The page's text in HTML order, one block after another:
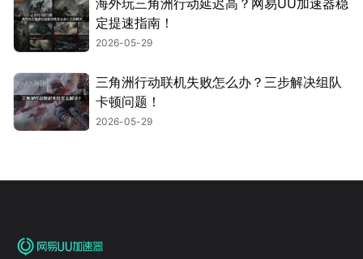
海外玩三角洲行动延迟高？网易UU加速器稳
定提速指南！
2026-05-29
三角洲行动联机失败怎么办？三步解决组队
卡顿问题！
2026-05-29